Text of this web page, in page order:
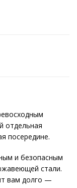
отдельная
посередине.
и безопасным
стали.
вам долго —